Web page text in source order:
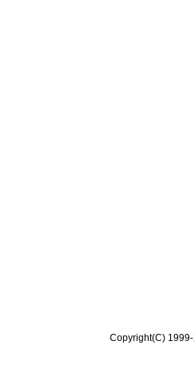
Copyright(C)